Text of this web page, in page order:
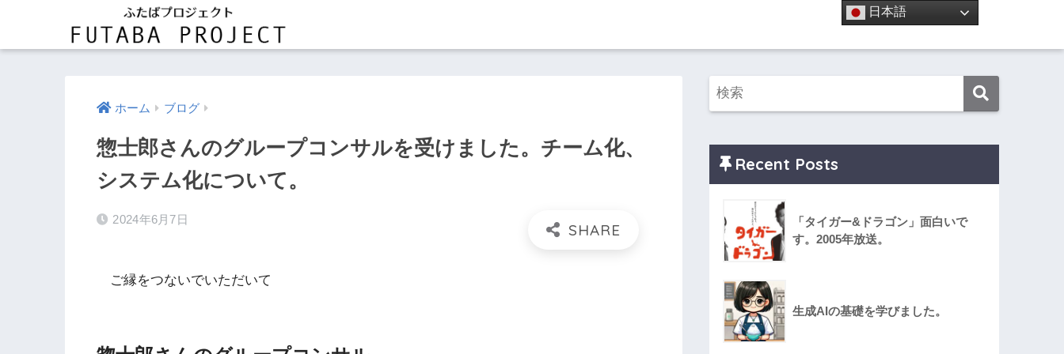
ホーム ブログ
惣士郎さんのグループコンサルを受けました。チーム化、
システム化について。
2024年6月7日
ご縁をつないでいただいて
Recent Posts
「タイガー&ドラゴン」面白いで
す。2005年放送。
生成AIの基礎を学びました。
日本語